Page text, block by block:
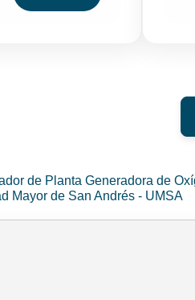
de Planta Generadora de
Mayor de San Andrés - UMSA